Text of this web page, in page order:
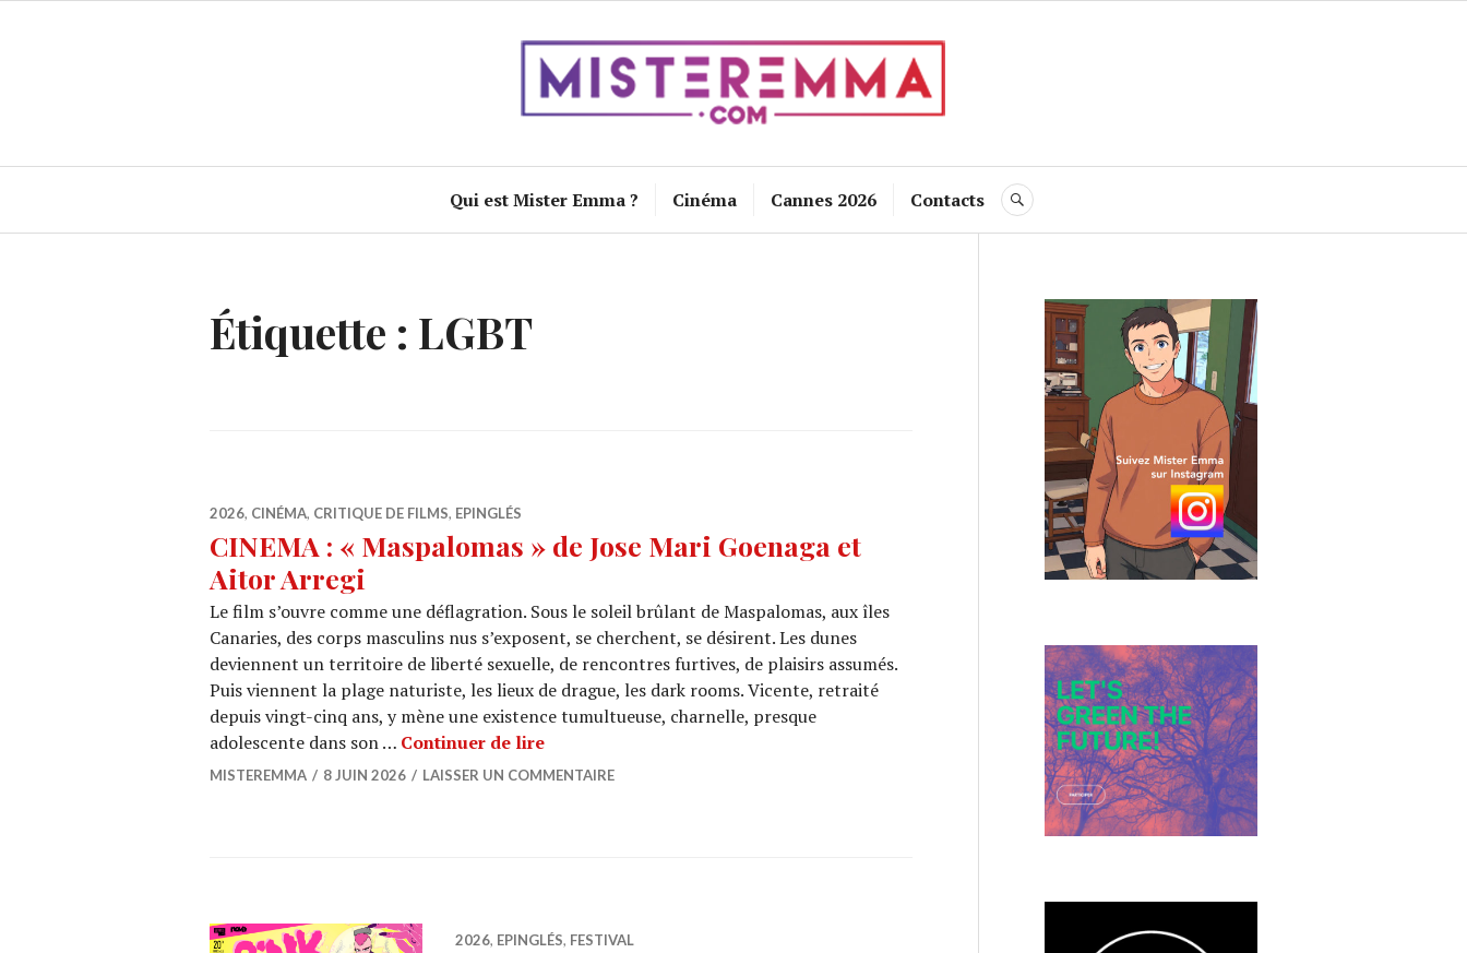
Qui est Mister Emma ? Cinéma Cannes 2026 Contacts RECHERCHE
Étiquette : LGBT
2026, CINÉMA, CRITIQUE DE FILMS, EPINGLÉS
CINEMA : « Maspalomas » de Jose Mari Goenaga et
Aitor Arregi
Le film s’ouvre comme une déflagration. Sous le soleil brûlant de Maspalomas, aux îles
Canaries, des corps masculins nus s’exposent, se cherchent, se désirent. Les dunes
deviennent un territoire de liberté sexuelle, de rencontres furtives, de plaisirs assumés.
Puis viennent la plage naturiste, les lieux de drague, les dark rooms. Vicente, retraité
depuis vingt-cinq ans, y mène une existence tumultueuse, charnelle, presque
adolescente dans son … Continuer de lireCINEMA : « Maspalomas » de Jose Mari Goenaga et Aitor Arregi
MISTEREMMA 8 JUIN 2026 LAISSER UN COMMENTAIRE
2026, EPINGLÉS, FESTIVAL